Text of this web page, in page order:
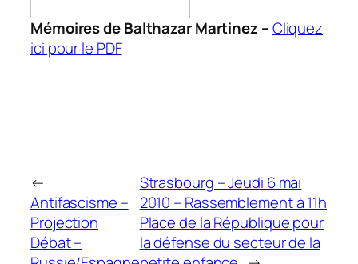
Mémoires de Balthazar Martinez –Cliquez
ici pour le PDF
←
Antifascisme –
Projection
Débat –
Strasbourg – Jeudi 6 mai
2010 – Rassemblement à 11h
Place de la République pour
la défense du secteur de la